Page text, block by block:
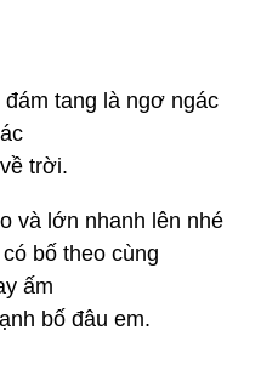
tang là ngơ ngác
trời.
và lớn nhanh lên nhé
bố theo cùng
ấm
bố đâu em.